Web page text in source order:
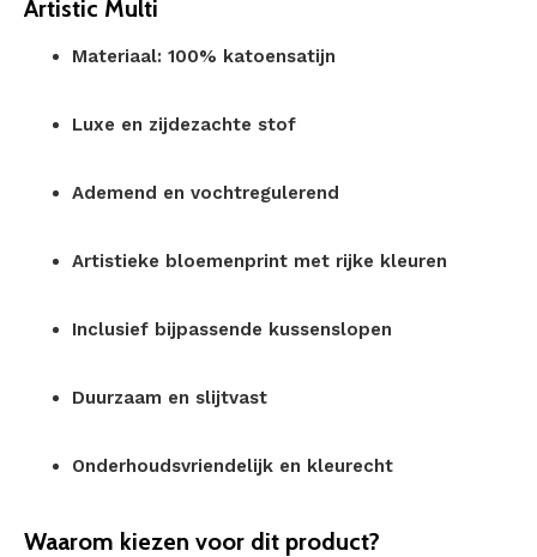
Artistic Multi
Materiaal: 100% katoensatijn
Luxe en zijdezachte stof
Ademend en vochtregulerend
Artistieke bloemenprint met rijke kleuren
Inclusief bijpassende kussenslopen
Duurzaam en slijtvast
Onderhoudsvriendelijk en kleurecht
Waarom kiezen voor dit product?